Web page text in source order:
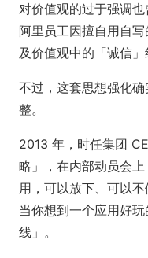
对价值观的过于强调
阿里员工因擅自用自
及价值观中的「诚信」
不过，这套思想强化
整。
2013 年，时任集团
略」，在内部动员会
用，可以放下、可以
当你想到一个应用好
线」。